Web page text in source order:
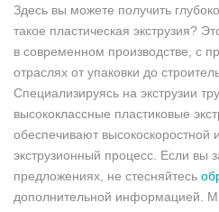
Здесь вы можете получить
такое пластическая экструзия?
в современном производстве, с
отраслях от упаковки до
Специализируясь на экструзии
высококлассные пластиковые
обеспечивают высокоскоростной
экструзионный процесс. Если вы
предложениях, не стесняйтесь
дополнительной информацией.